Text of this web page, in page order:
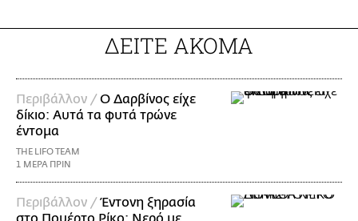
ΔΕΙΤΕ ΑΚΟΜΑ
Περιβάλλον / Ο Δαρβίνος είχε
δίκιο: Αυτά τα φυτά τρώνε
έντομα
THE LIFO TEAM
1 ΜΕΡΑ ΠΡΙΝ
Περιβάλλον /Έντονη ξηρασία